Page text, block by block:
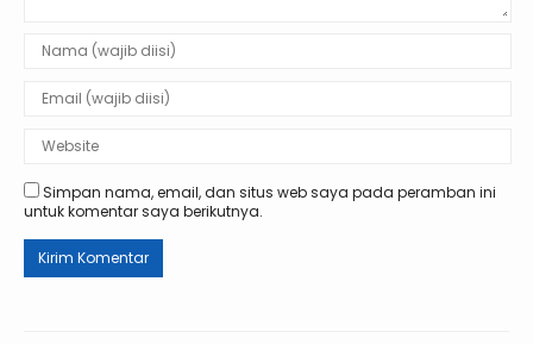
Simpan nama, email, dan situs web saya pada peramban ini
untuk komentar saya berikutnya.